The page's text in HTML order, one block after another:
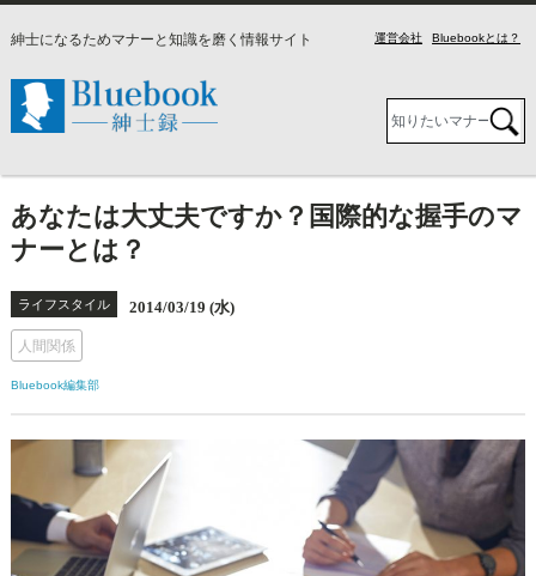
紳士になるためマナーと知識を磨く情報サイト Bluebookとは？
運営会社
あなたは大丈夫ですか？国際的な握手のマ
ナーとは？
ライフスタイル 2014/03/19 (水)
人間関係
Bluebook編集部